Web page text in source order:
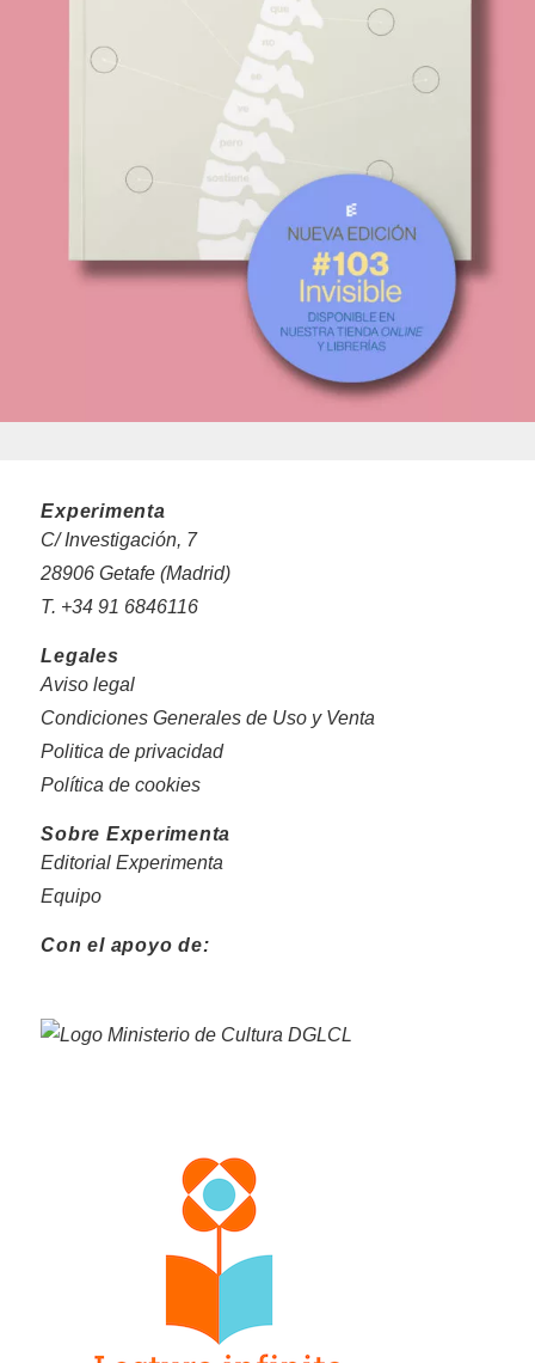
Experimenta
C/ Investigación, 7
28906 Getafe (Madrid)
T. +34 91 6846116
Legales
Aviso legal
Condiciones Generales de Uso y Venta
Politica de privacidad
Política de cookies
Sobre Experimenta
Editorial Experimenta
Equipo
Con el apoyo de: